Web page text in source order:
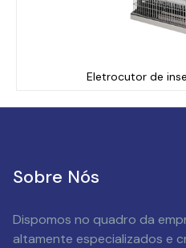
Eletrocutor de
Sobre Nós
Dispomos no quadro da
altamente especializados e